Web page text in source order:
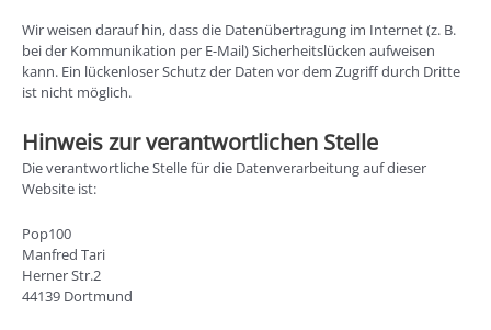
Wir weisen darauf hin, dass die Datenübertragung im Internet (z. B.
bei der Kommunikation per E-Mail) Sicherheitslücken aufweisen
kann. Ein lückenloser Schutz der Daten vor dem Zugriff durch Dritte
ist nicht möglich.
Hinweis zur verantwortlichen Stelle
Die verantwortliche Stelle für die Datenverarbeitung auf dieser
Website ist:
Pop100
Manfred Tari
Herner Str.2
44139 Dortmund